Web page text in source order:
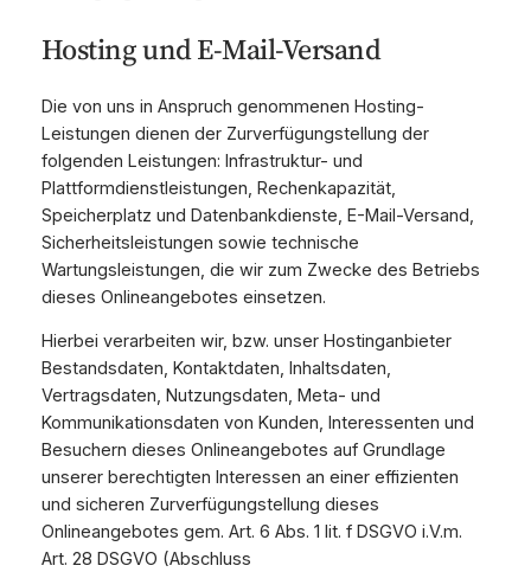
Hosting und E-Mail-Versand
Die von uns in Anspruch genommenen Hosting-
Leistungen dienen der Zurverfügungstellung der
folgenden Leistungen: Infrastruktur- und
Plattformdienstleistungen, Rechenkapazität,
Speicherplatz und Datenbankdienste, E-Mail-Versand,
Sicherheitsleistungen sowie technische
Wartungsleistungen, die wir zum Zwecke des Betriebs
dieses Onlineangebotes einsetzen.
Hierbei verarbeiten wir, bzw. unser Hostinganbieter
Bestandsdaten, Kontaktdaten, Inhaltsdaten,
Vertragsdaten, Nutzungsdaten, Meta- und
Kommunikationsdaten von Kunden, Interessenten und
Besuchern dieses Onlineangebotes auf Grundlage
unserer berechtigten Interessen an einer effizienten
und sicheren Zurverfügungstellung dieses
Onlineangebotes gem. Art. 6 Abs. 1 lit. f DSGVO i.V.m.
Art. 28 DSGVO (Abschluss